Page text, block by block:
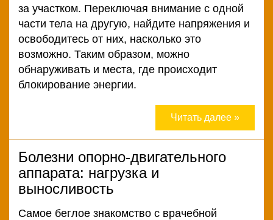
конфиденциальности
Психологические
тесты
за участком. Переключая внимание с одной
части тела на другую, найдите напряжения и
освободитесь от них, насколько это
возможно. Таким образом, можно
обнаруживать и места, где происходит
блокирование энергии.
Читать далее »
Болезни опорно-двигательного
аппарата: нагрузка и
выносливость
Самое беглое знакомство с врачебной